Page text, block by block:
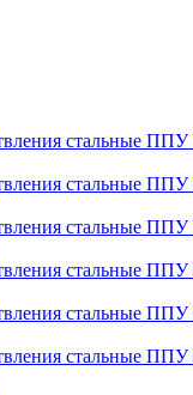
стальные
стальные
стальные
стальные
стальные
стальные